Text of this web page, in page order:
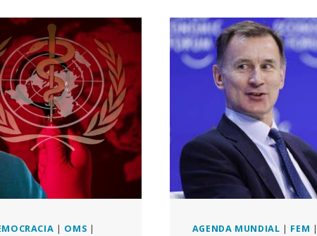
UCRANIA
PARA
LA
PRODUCCIÓN
DE
PATÓGENOS
| OMS |
AGENDA MUNDIAL | FEM |